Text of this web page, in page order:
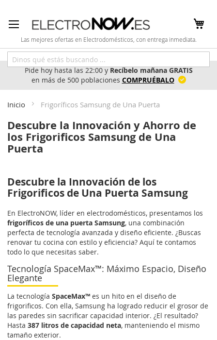
al
contenido
Las mejores ofertas en Electrodomésticos, con entrega inmediata.
Pide hoy hasta las 22:00 yRecíbelo mañana GRATIS
en más de 500 poblaciones COMPRUÉBALO
Inicio Frigoríficos Samsung de Una Puerta
Descubre la Innovación y Ahorro de
los Frigorificos Samsung de Una
Puerta
Descubre la Innovación de los
Frigorificos de Una Puerta Samsung
En ElectroNOW, líder en electrodomésticos, presentamos los
frigoríficos de una puerta Samsung, una combinación
perfecta de tecnología avanzada y diseño eficiente. ¿Buscas
renovar tu cocina con estilo y eficiencia? Aquí te contamos
todo lo que necesitas saber.
Tecnología SpaceMax™: Máximo Espacio, Diseño
Elegante
La tecnología SpaceMax™ es un hito en el diseño de
frigorificos. Con ella, Samsung ha logrado reducir el grosor de
las paredes sin sacrificar capacidad interior. ¿El resultado?
Hasta 387 litros de capacidad neta, manteniendo el mismo
tamaño exterior.